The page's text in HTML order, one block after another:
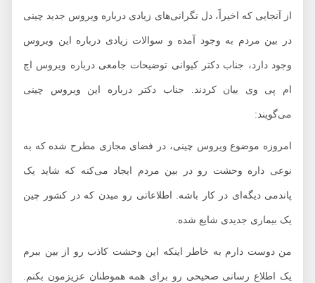
از آنجایی که اخیراً، دل نگرانی‌های زیادی درباره ویروس جدید چینی
در بین مردم به وجود آمده و سوالات زیادی درباره این ویروس
وجود دارد، جناب دکتر کیوانی توضیحات جامعی درباره ویروس اچ
ام پی وی بیان کردند. جناب دکتر درباره این ویروس چینی
می‌گویند:
امروزه موضوع ویروس چینی، در فضای مجازی مطرح شده که به
نوعی داره وحشت رو در بین مردم ایجاد می‌کنه که شاید یک
پاندمی دیگه‌ای در کار باشه. اطلاعاتی رو میدن که در کشور چین
یک بیماری جدیدی شایع شده.
من دوست دارم به خاطر اینکه این وحشت کاذب رو از بین ببرم
یک اطلاع رسانی صحیحی رو برای همه هموطنان عزیزمون بکنم.